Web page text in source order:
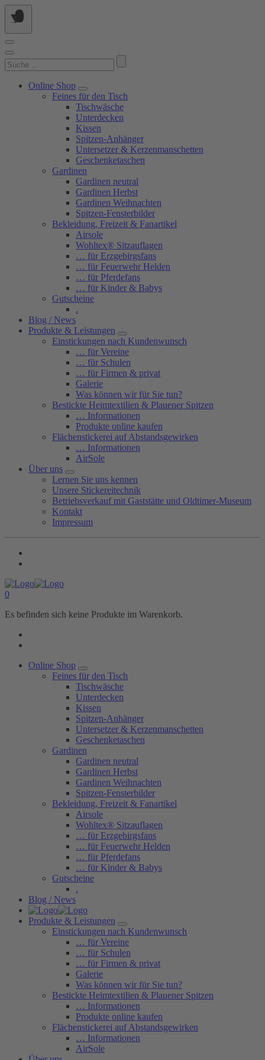
Springe
zum
Suchen
nach:
Online Shop
Feines für den Tisch
Tischwäsche
Unterdecken
Kissen
Spitzen-Anhänger
Untersetzer & Kerzenmanschetten
Geschenketaschen
Gardinen
Gardinen neutral
Gardinen Herbst
Gardinen Weihnachten
Spitzen-Fensterbilder
Bekleidung, Freizeit & Fanartikel
Airsole
Wohltex® Sitzauflagen
… für Erzgebirgsfans
… für Feuerwehr Helden
… für Pferdefans
… für Kinder & Babys
Gutscheine
.
Blog / News
Produkte & Leistungen
Einstickungen nach Kundenwunsch
… für Vereine
… für Schulen
… für Firmen & privat
Galerie
Was können wir für Sie tun?
Bestickte Heimtextilien & Plauener Spitzen
… Informationen
Produkte online kaufen
Flächenstickerei auf Abstandsgewirken
… Informationen
AirSole
Über uns
Lernen Sie uns kennen
Unsere Stickereitechnik
Betriebsverkauf mit Gaststätte und Oldtimer-Museum
Kontakt
Impressum
0
Es befinden sich keine Produkte im Warenkorb.
Online Shop
Feines für den Tisch
Tischwäsche
Unterdecken
Kissen
Spitzen-Anhänger
Untersetzer & Kerzenmanschetten
Geschenketaschen
Gardinen
Gardinen neutral
Gardinen Herbst
Gardinen Weihnachten
Spitzen-Fensterbilder
Bekleidung, Freizeit & Fanartikel
Airsole
Wohltex® Sitzauflagen
… für Erzgebirgsfans
… für Feuerwehr Helden
… für Pferdefans
… für Kinder & Babys
Gutscheine
.
Blog / News
Produkte & Leistungen
Einstickungen nach Kundenwunsch
… für Vereine
… für Schulen
… für Firmen & privat
Galerie
Was können wir für Sie tun?
Bestickte Heimtextilien & Plauener Spitzen
… Informationen
Produkte online kaufen
Flächenstickerei auf Abstandsgewirken
… Informationen
AirSole